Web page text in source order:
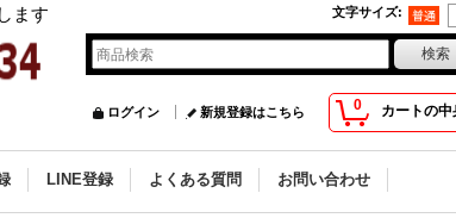
ます 文字サイズ:
0 カートの中
ログイン 新規登録はこちら
LINE登録 よくある質問 お問い合わせ